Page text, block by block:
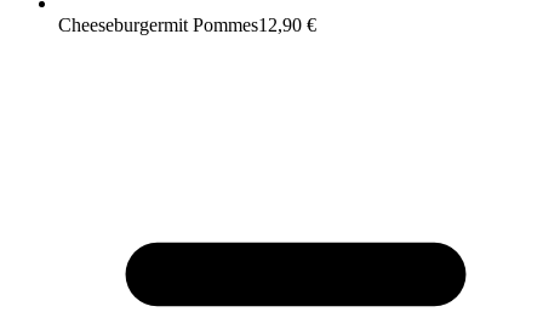
Cheeseburgermit Pommes12,90 €